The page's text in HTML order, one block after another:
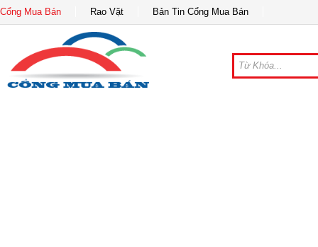
Cổng Mua Bán Rao Vặt Bản Tin Cổng Mua Bán